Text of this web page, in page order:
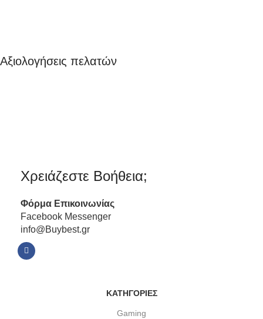
Αξιολογήσεις πελατών
Χρειάζεστε Βοήθεια;
Φόρμα Επικοινωνίας
Facebook Messenger
info@Buybest.gr
ΚΑΤΗΓΟΡΙΕΣ
Gaming